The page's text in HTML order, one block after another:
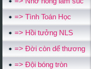
=> Tình Toán Học
=> Hồi tưởng NLS
=> Đời còn dể thương
=> Ðội bóng tròn